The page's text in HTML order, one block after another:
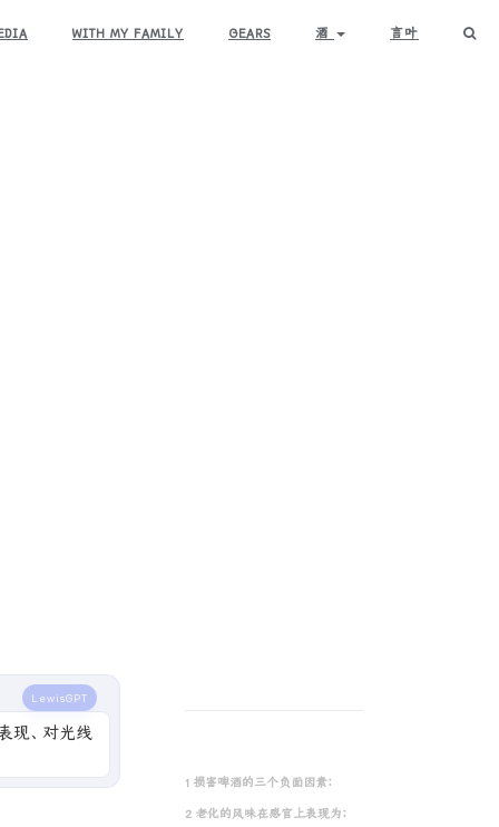
WITH MY FAMILY GEARS 酒 言叶
LewisGPT
现、对光线
1 损害啤酒的三个负面因素：
2 老化的风味在感官上表现为：